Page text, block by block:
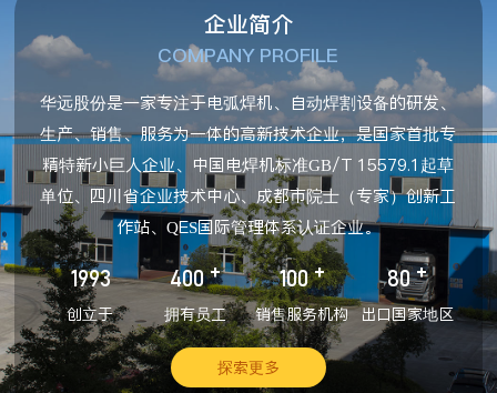
企业简介
COMPANY PROFILE
华远股份是一家专注于电弧焊机、自动焊割设备的研发、
生产、销售、服务为一体的高新技术企业，是国家首批专
精特新小巨人企业、中国电焊机标准GB/T 15579.1起草
单位、四川省企业技术中心、成都市院士（专家）创新工
作站、QES国际管理体系认证企业。
1993
创立于
400 +
拥有员工
100 +
销售服务机构
80 +
出口国家地区
探索更多